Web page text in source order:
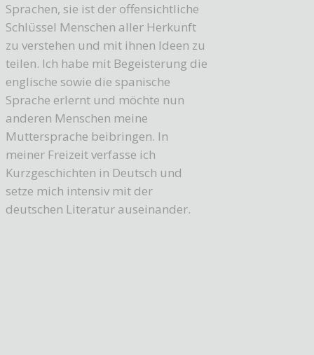
Sprachen, sie ist der offensichtliche
Schlüssel Menschen aller Herkunft
zu verstehen und mit ihnen Ideen zu
teilen. Ich habe mit Begeisterung die
englische sowie die spanische
Sprache erlernt und möchte nun
anderen Menschen meine
Muttersprache beibringen. In
meiner Freizeit verfasse ich
Kurzgeschichten in Deutsch und
setze mich intensiv mit der
deutschen Literatur auseinander.